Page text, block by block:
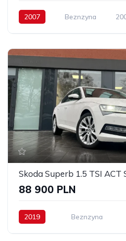
2007 Beznzyna
Skoda Superb 1.5 TSI ACT
88 900 PLN
2019 Beznzyna